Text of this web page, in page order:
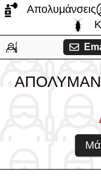
Μετάβαση
περιεχόμενο
Απολυμάνσεις